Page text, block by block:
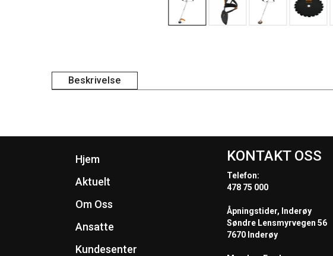
Beskrivelse
Hjem
Aktuelt
Om Oss
Ansatte
Kundesenter
KONTAKT OSS
Telefon:
478 75 000
Åpningstider, Inderøy
Søndre Lensmyrvegen 56
7670 Inderøy